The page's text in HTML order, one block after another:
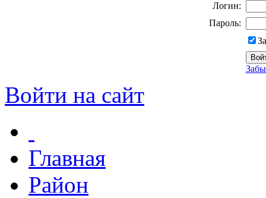
Логин:
Пароль:
Войти на сайт
Главная
Район